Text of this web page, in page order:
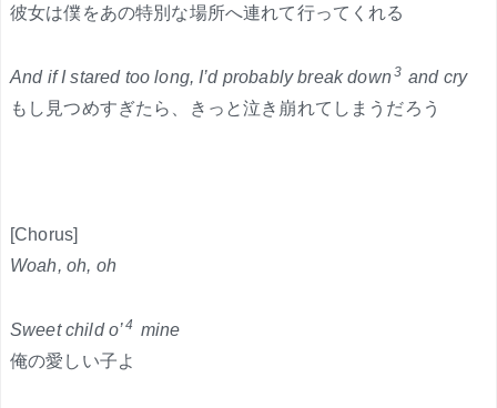
彼女は僕をあの特別な場所へ連れて行ってくれる
And if I stared too long, I’d probably break down3 and cry
もし見つめすぎたら、きっと泣き崩れてしまうだろう
[Chorus]
Woah, oh, oh
Sweet child o’4 mine
俺の愛しい子よ